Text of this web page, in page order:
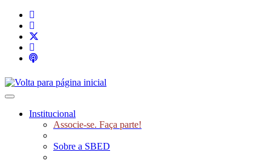
Toggle navigation
Institucional
Associe-se. Faça parte!
Sobre a SBED